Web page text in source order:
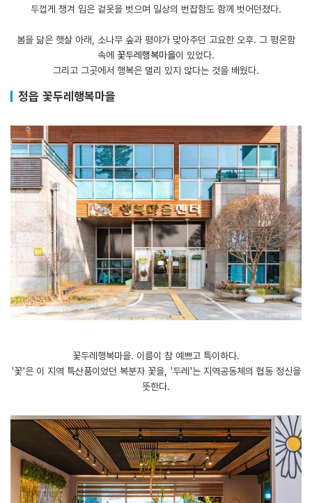
두껍게 챙겨 입은 겉옷을 벗으며 일상의 번잡함도 함께 벗어던졌다.
봄을 닮은 햇살 아래, 소나무 숲과 평야가 맞아주던 고요한 오후. 그 평온함
속에 꽃두레행복마을이 있었다.
그리고 그곳에서 행복은 멀리 있지 않다는 것을 배웠다.
정읍 꽃두레행복마을
꽃두레행복마을. 이름이 참 예쁘고 특이하다.
'꽃'은 이 지역 특산품이었던 복분자 꽃을, '두레'는 지역공동체의 협동 정신을
뜻한다.